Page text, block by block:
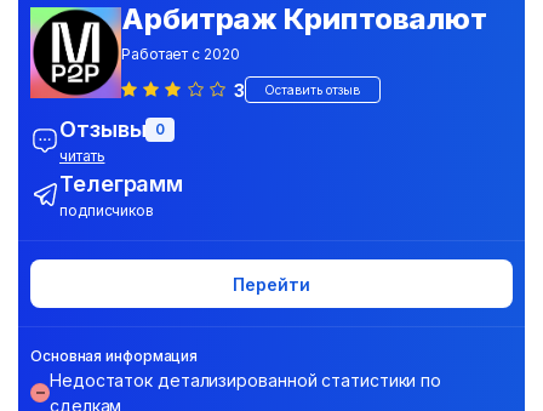
Арбитраж Криптовалют
Работает с 2020
3 Оставить отзыв
Отзывы 0
читать
Телеграмм
подписчиков
Основная информация
Недостаток детализированной статистики по
сделкам
Перейти